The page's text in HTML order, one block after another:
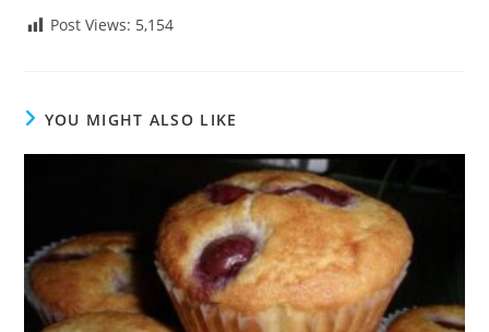
Post Views: 5,154
YOU MIGHT ALSO LIKE